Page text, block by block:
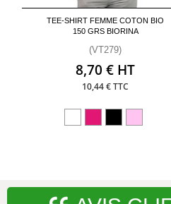
TEE-SHIRT FEMME COTON BIO
150 GRS BIORINA
(VT279)
8,70 € HT
10,44 € TTC